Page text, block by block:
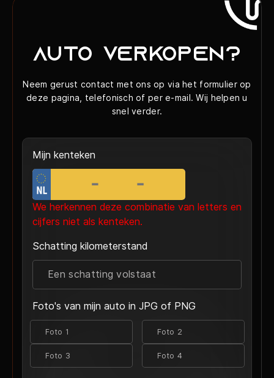
Auto verkopen?
Neem gerust contact met ons op via het formulier op
deze pagina, telefonisch of per e-mail. Wij helpen u
snel verder.
Mijn kenteken
We herkennen deze combinatie van letters en
cijfers niet als kenteken.
Schatting kilometerstand
Foto's van mijn auto in JPG of PNG
Foto 1 Foto 2
Foto 3 Foto 4